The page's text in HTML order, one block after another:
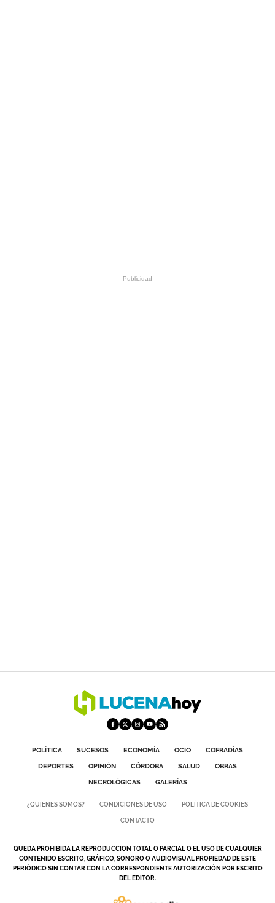
POLÍTICA SUCESOS ECONOMÍA OCIO
COFRADÍAS
DEPORTES
OPINIÓN CÓRDOBA SALUD
OBRAS
NECROLÓGICAS
GALERÍAS
¿QUIÉNES SOMOS? CONDICIONES DE USO POLÍTICA DE COOKIES
CONTACTO
QUEDA PROHIBIDA LA REPRODUCCION TOTAL O PARCIAL O EL USO DE CUALQUIER
CONTENIDO ESCRITO, GRÁFICO, SONORO O AUDIOVISUAL PROPIEDAD DE ESTE
PERIÓDICO SIN CONTAR CON LA CORRESPONDIENTE AUTORIZACIÓN POR ESCRITO
DEL EDITOR.